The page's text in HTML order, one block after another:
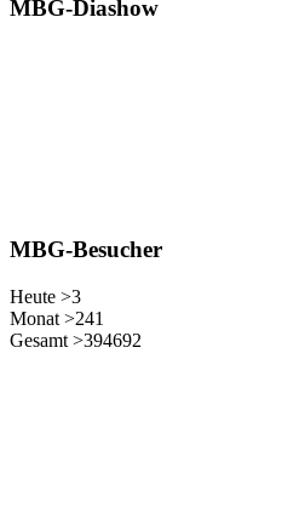
MBG-Diashow
MBG-Besucher
Heute >3
Monat >241
Gesamt >394692